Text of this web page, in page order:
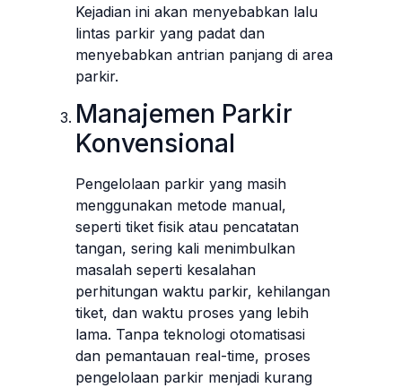
Kejadian ini akan menyebabkan lalu
lintas parkir yang padat dan
menyebabkan antrian panjang di area
parkir.
Manajemen Parkir
Konvensional
Pengelolaan parkir yang masih
menggunakan metode manual,
seperti tiket fisik atau pencatatan
tangan, sering kali menimbulkan
masalah seperti kesalahan
perhitungan waktu parkir, kehilangan
tiket, dan waktu proses yang lebih
lama. Tanpa teknologi otomatisasi
dan pemantauan real-time, proses
pengelolaan parkir menjadi kurang